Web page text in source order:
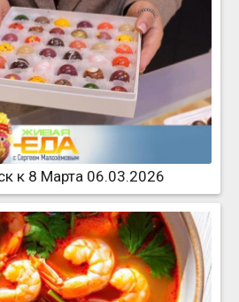
к 8 Марта 06.03.2026